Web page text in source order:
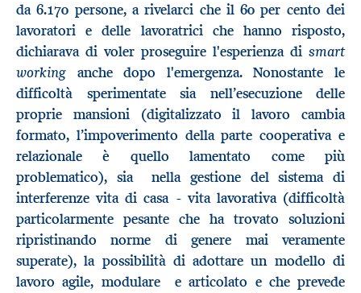
da 6.170 persone, a rivelarci che il 60 per cento dei
lavoratori e delle lavoratrici che hanno risposto,
dichiarava di voler proseguire l'esperienza di smart
working anche dopo l'emergenza. Nonostante le
difficoltà sperimentate sia nell’esecuzione delle
proprie mansioni (digitalizzato il lavoro cambia
formato, l’impoverimento della parte cooperativa e
relazionale è quello lamentato come più
problematico), sia nella gestione del sistema di
interferenze vita di casa - vita lavorativa (difficoltà
particolarmente pesante che ha trovato soluzioni
ripristinando norme di genere mai veramente
superate), la possibilità di adottare un modello di
lavoro agile, modulare e articolato e che prevede